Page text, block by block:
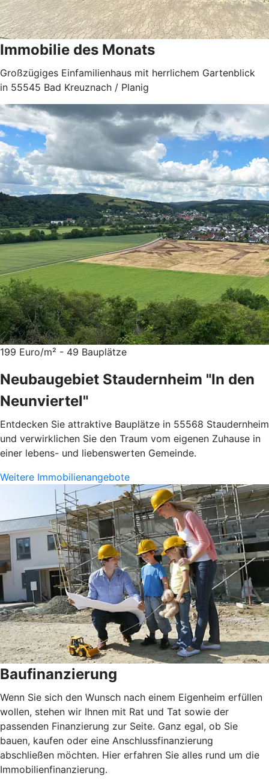
Immobilie des Monats
Großzügiges Einfamilienhaus mit herrlichem Gartenblick
in 55545 Bad Kreuznach / Planig
199 Euro/m² - 49 Bauplätze
Neubaugebiet Staudernheim "In den
Neunviertel"
Entdecken Sie attraktive Bauplätze in 55568 Staudernheim
und verwirklichen Sie den Traum vom eigenen Zuhause in
einer lebens- und liebenswerten Gemeinde.
Weitere Immobilienangebote
Baufinanzierung
Wenn Sie sich den Wunsch nach einem Eigenheim erfüllen
wollen, stehen wir Ihnen mit Rat und Tat sowie der
passenden Finanzierung zur Seite. Ganz egal, ob Sie
bauen, kaufen oder eine Anschlussfinanzierung
abschließen möchten. Hier erfahren Sie alles rund um die
Immobilienfinanzierung.